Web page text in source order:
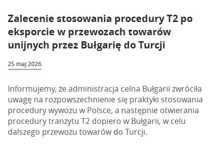
Zalecenie stosowania procedury T2 po
eksporcie w przewozach towarów
unijnych przez Bułgarię do Turcji
25 maj 2026
Informujemy, że administracja celna Bułgarii zwróciła
uwagę na rozpowszechnienie się praktyki stosowania
procedury wywozu w Polsce, a następnie otwierania
procedury tranzytu T2 dopiero w Bułgarii, w celu
dalszego przewozu towarów do Turcji.